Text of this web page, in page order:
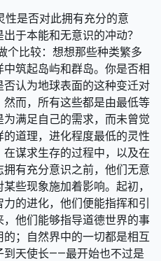
性是否对此拥有充分的意
于本能和无意识的冲动？
个比较：想想那些种类繁多
筑起岛屿和群岛。你是否相
认为地球表面的这种变迁对
而，所有这些都是由最低等
满足自己的需求，而未曾觉
道理，进化程度最低的灵性
谋求生存的过程中，以及在
有充分意识之前，他们无意
些现象施加着影响。起初，
的进化，他们便能指挥和引
他们能够指导道德世界的事
；自然界中的一切都是相互
到天使长——最开始也不过是